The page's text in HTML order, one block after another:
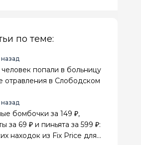
по теме:
попали в больницу
отравления в Слободском
бомбочки за 149 ₽,
за 69 ₽ и пиньята за 599 ₽:
находок из Fix Price для